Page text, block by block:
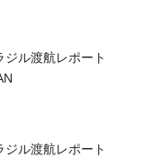
ジル渡航レポート
ジル渡航レポート